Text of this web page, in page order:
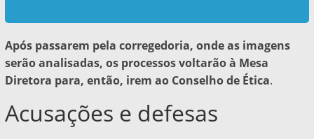
Após passarem pela corregedoria, onde as imagens
serão analisadas, os processos voltarão à Mesa
Diretora para, então, irem ao Conselho de Ética.
Acusações e defesas